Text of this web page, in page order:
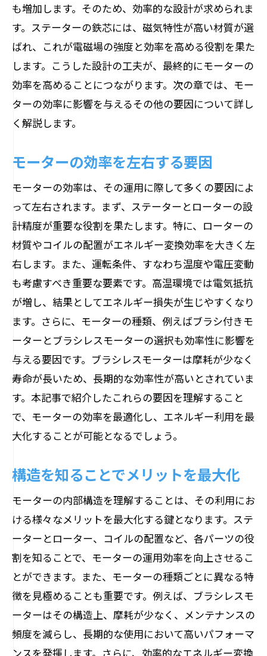
も増加します。そのため、効率的な設計が求められま
す。ステーターの鉄芯には、磁気特性が高い材質が選
ばれ、これが電磁場の強度と効率を高める役割を果た
します。こうした設計の工夫が、最終的にモーターの
効率を高めることにつながります。次の章では、モー
ターの効率に影響を与えるその他の要因について詳し
く解説します。
モーターの効率を左右する要因
モーターの効率は、その運用に際して多くの要因によ
って左右されます。まず、ステーターとローターの設
計精度が重要な役割を果たします。特に、ローターの
材質やコイルの配置がエネルギー変換効率を大きく左
右します。また、運転条件、すなわち温度や電圧変動
も考慮すべき重要な要素です。高温環境では電気抵抗
が増し、結果としてエネルギー損失が生じやすくなり
ます。さらに、モーターの種類、例えばブラシ付きモ
ーターとブラシレスモーターの選択も効率性に影響を
与える要因です。ブラシレスモーターは摩耗が少なく
寿命が長いため、長期的な効率性が高いとされていま
す。本記事で紹介したこれらの要因を理解すること
で、モーターの効率を最適化し、エネルギー利用を最
大化することが可能となるでしょう。
構造を知ることでメリットを最大化
モーターの内部構造を理解することは、その利用にお
ける様々なメリットを最大化する鍵となります。ステ
ーターとローター、コイルの配置など、各パーツの役
割を知ることで、モーターの運用効率を向上させるこ
とができます。また、モーターの種類ごとに異なる特
徴を見極めることも重要です。例えば、ブラシレスモ
ーターはその構造上、摩耗が少なく、メンテナンスの
頻度を減らし、長期的な使用において高いパフォーマ
ンスを発揮します。さらに、効率的なエネルギー変換